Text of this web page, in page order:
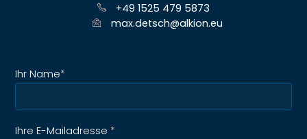
+49 1525 479 5873
max.detsch@alkion.eu
Ihr Name*
Ihre E-Mailadresse *